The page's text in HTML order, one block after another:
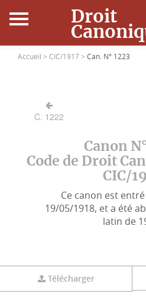
Droit
Accueil
Ressources
Accueil > CIC/1917 > Can. N° 1223
C. 1222
Canon
Code de Droit
CIC/
Ce canon est
19/05/1918, et a été
latin de
Télécharger